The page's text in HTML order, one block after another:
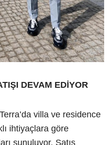
DEVAM EDİYOR
villa ve residence
ihtiyaçlara göre
sunuluyor. Satış